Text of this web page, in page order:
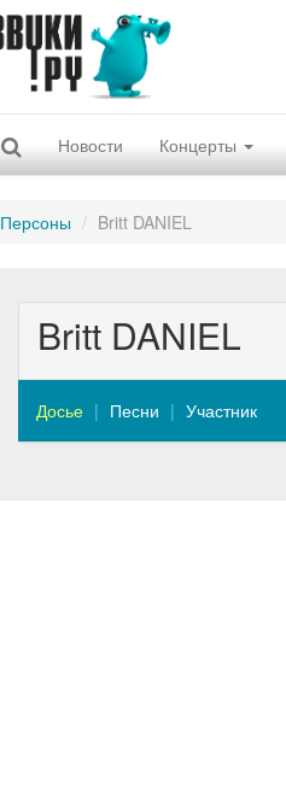
Новости Концерты
Персоны Britt DANIEL
Britt DANIEL
Досье Песни Участник